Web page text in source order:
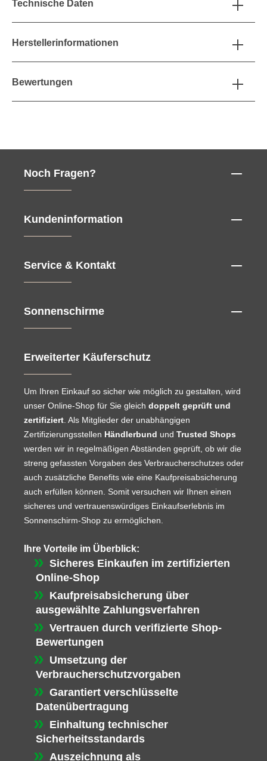
Technische Daten
Herstellerinformationen
Bewertungen
Noch Fragen?
Kundeninformation
Service & Kontakt
Sonnenschirme
Erweiterter Käuferschutz
Um Ihren Einkauf so sicher wie möglich zu gestalten, wird
unser Online-Shop für Sie gleich doppelt geprüft und
zertifiziert. Als Mitglieder der unabhängigen
Zertifizierungsstellen Händlerbund und Trusted Shops
werden wir in regelmäßigen Abständen geprüft, ob wir die
streng gefassten Vorgaben des Verbraucherschutzes oder
auch zusätzliche Benefits wie eine Kaufpreisabsicherung
auch erfüllen können. Somit versuchen wir Ihnen einen
sicheres und vertrauenswürdiges Einkaufserlebnis im
Sonnenschirm-Shop zu ermöglichen.
Ihre Vorteile im Überblick:
Sicheres Einkaufen im zertifizierten
Online-Shop
Kaufpreisabsicherung über
ausgewählte Zahlungsverfahren
Vertrauen durch verifizierte Shop-
Bewertungen
Umsetzung der
Verbraucherschutzvorgaben
Garantiert verschlüsselte
Datenübertragung
Einhaltung technischer
Sicherheitsstandards
Auszeichnung als